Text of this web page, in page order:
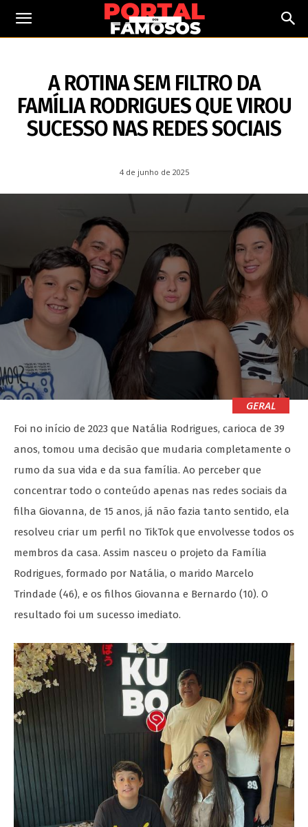
4 DE JUNHO DE 2025
A ROTINA SEM FILTRO DA
FAMÍLIA RODRIGUES QUE VIROU
SUCESSO NAS REDES SOCIAIS
4 de junho de 2025
GERAL
Foi no início de 2023 que Natália Rodrigues, carioca de 39
anos, tomou uma decisão que mudaria completamente o
rumo da sua vida e da sua família. Ao perceber que
concentrar todo o conteúdo apenas nas redes sociais da
filha Giovanna, de 15 anos, já não fazia tanto sentido, ela
resolveu criar um perfil no TikTok que envolvesse todos os
membros da casa. Assim nasceu o projeto da Família
Rodrigues, formado por Natália, o marido Marcelo
Trindade (46), e os filhos Giovanna e Bernardo (10). O
resultado foi um sucesso imediato.